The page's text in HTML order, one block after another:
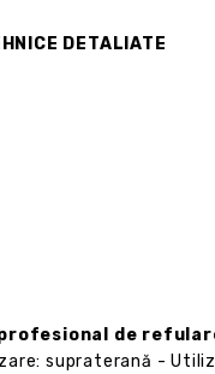
DETALIATE
de
supraterană -